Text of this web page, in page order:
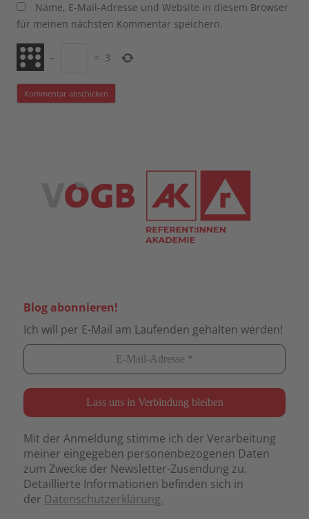
Name, E-Mail-Adresse und Website in diesem Browser
für meinen nächsten Kommentar speichern.
− = 3
Blog abonnieren!
Ich will per E-Mail am Laufenden gehalten werden!
Mit der Anmeldung stimme ich der Verarbeitung
meiner eingegeben personenbezogenen Daten
zum Zwecke der Newsletter-Zusendung zu.
Detaillierte Informationen befinden sich in
der Datenschutzerklärung.